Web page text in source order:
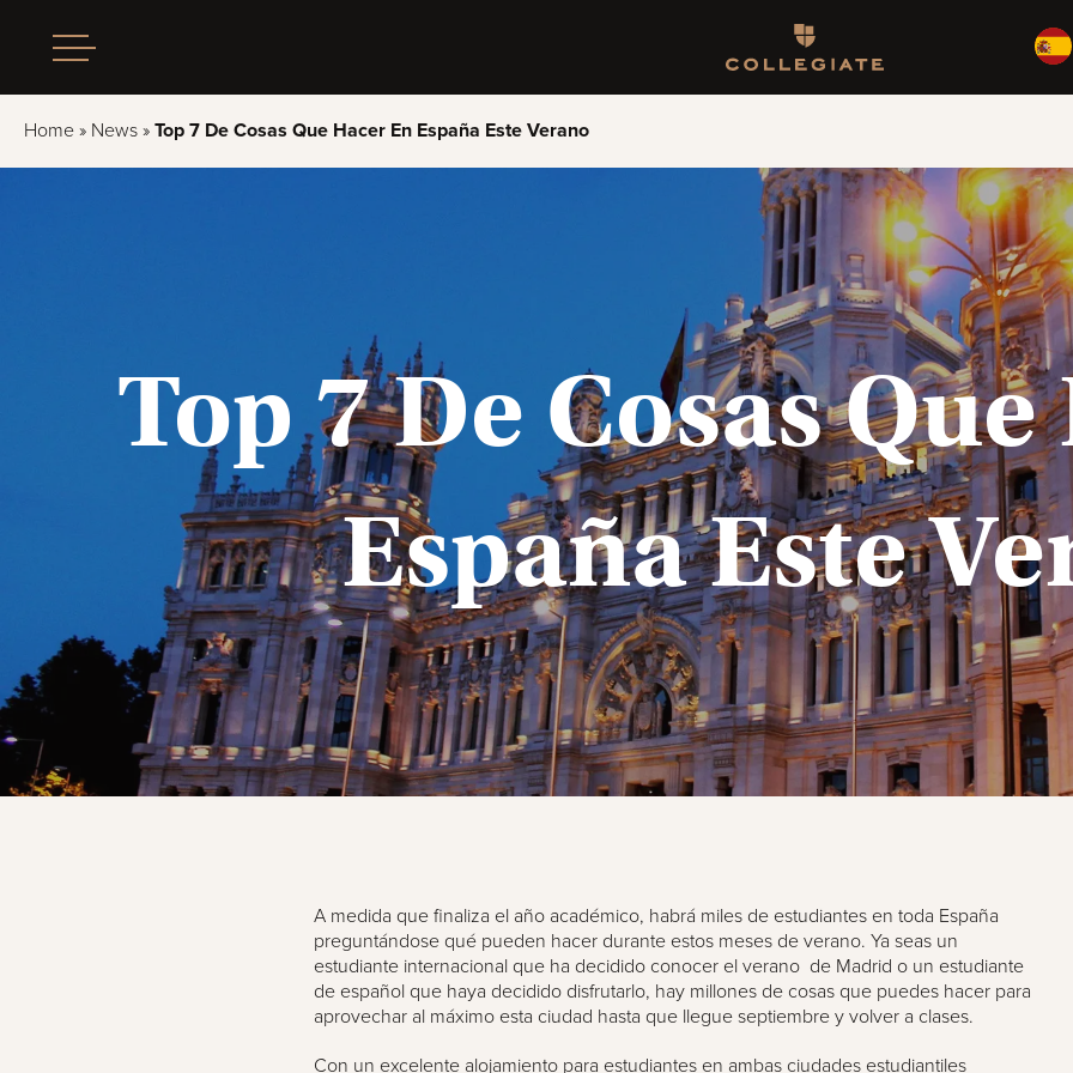
Homepage
Home » News » Top 7 De Cosas Que Hacer En España Este Verano
Top 7 De Cosas
España Este
A medida que finaliza el año académico, habrá miles de estudiantes en toda España
preguntándose qué pueden hacer durante estos meses de verano. Ya seas un
estudiante internacional que ha decidido conocer el verano de Madrid o un estudiante
de español que haya decidido disfrutarlo, hay millones de cosas que puedes hacer para
aprovechar al máximo esta ciudad hasta que llegue septiembre y volver a clases.
Con un excelente alojamiento para estudiantes en ambas ciudades estudiantiles